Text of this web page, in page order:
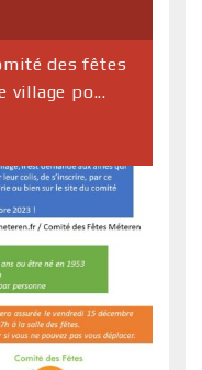
des fêtes
village po...